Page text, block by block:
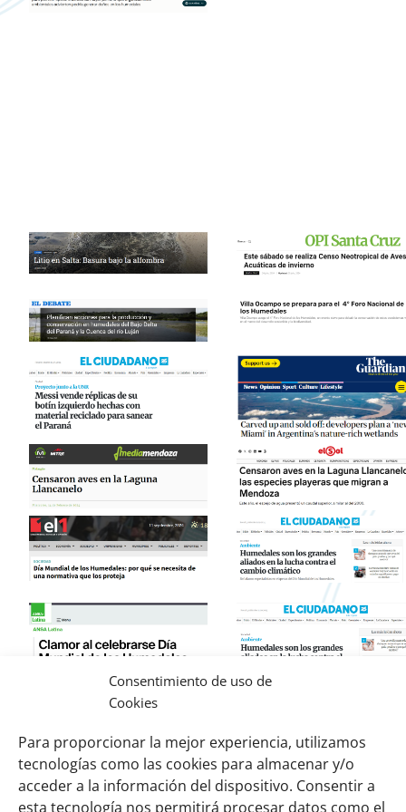
Consentimiento de uso de
Cookies
Para proporcionar la mejor experiencia, utilizamos
tecnologías como las cookies para almacenar y/o
acceder a la información del dispositivo. Consentir a
esta tecnología nos permitirá procesar datos como el
Conocé las notas de
2023